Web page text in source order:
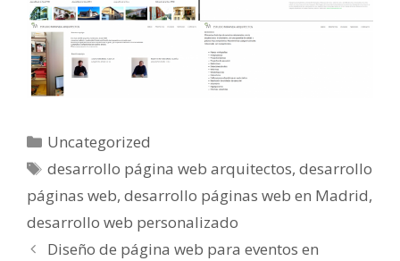
Uncategorized
desarrollo página web arquitectos,desarrollo
páginas web, desarrollo páginas web en Madrid,
desarrollo web personalizado
Diseño de página web para eventos en